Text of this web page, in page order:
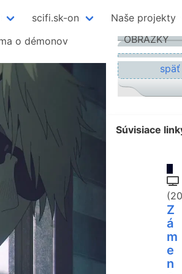
scifi.sk-on Naše projekty
o démonov
OBRÁZKY
späť
Súvisiace
Z
á
m
e
n